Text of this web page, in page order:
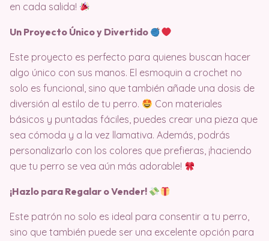
en cada salida!
Un Proyecto Único y Divertido
Este proyecto es perfecto para quienes buscan hacer
algo único con sus manos. El esmoquin a crochet no
solo es funcional, sino que también añade una dosis de
diversión al estilo de tu perro.
Con materiales
básicos y puntadas fáciles, puedes crear una pieza que
sea cómoda y a la vez llamativa. Además, podrás
personalizarlo con los colores que prefieras, ¡haciendo
que tu perro se vea aún más adorable!
¡Hazlo para Regalar o Vender!
Este patrón no solo es ideal para consentir a tu perro,
sino que también puede ser una excelente opción para